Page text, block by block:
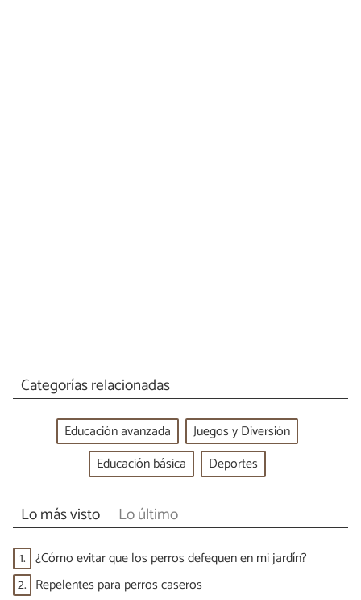
Categorías relacionadas
Educación avanzada
Juegos y Diversión
Educación básica
Deportes
Lo más visto Lo último
1. ¿Cómo evitar que los perros defequen en mi jardín?
2. Repelentes para perros caseros